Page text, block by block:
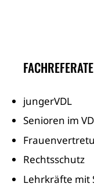
FACHREFERATE
jungerVDL
Senioren im
Rechtsschutz
Lehrkräfte mit